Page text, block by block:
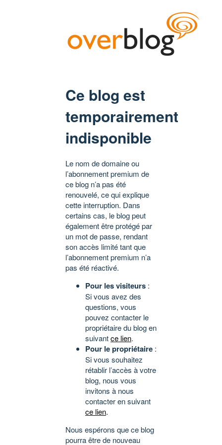
Ce blog est
temporairement
indisponible
Le nom de domaine ou
l’abonnement premium de
ce blog n’a pas été
renouvelé, ce qui explique
cette interruption. Dans
certains cas, le blog peut
également être protégé par
un mot de passe, rendant
son accès limité tant que
l’abonnement premium n’a
pas été réactivé.
Pour les visiteurs :
Si vous avez des
questions, vous
pouvez contacter le
propriétaire du blog en
suivantce lien.
Pour le propriétaire :
Si vous souhaitez
rétablir l’accès à votre
blog, nous vous
invitons à nous
contacter en suivant
ce lien.
Nous espérons que ce blog
pourra être de nouveau